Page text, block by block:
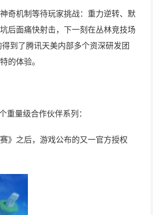
奇机制等待玩家挑战：重力逆转、默
后面痛快射击，下一刻在丛林竞技场
到了腾讯天美内部多个资深研发团
的体验。
重量级合作伙伴系列：
》之后，游戏公布的又一官方授权